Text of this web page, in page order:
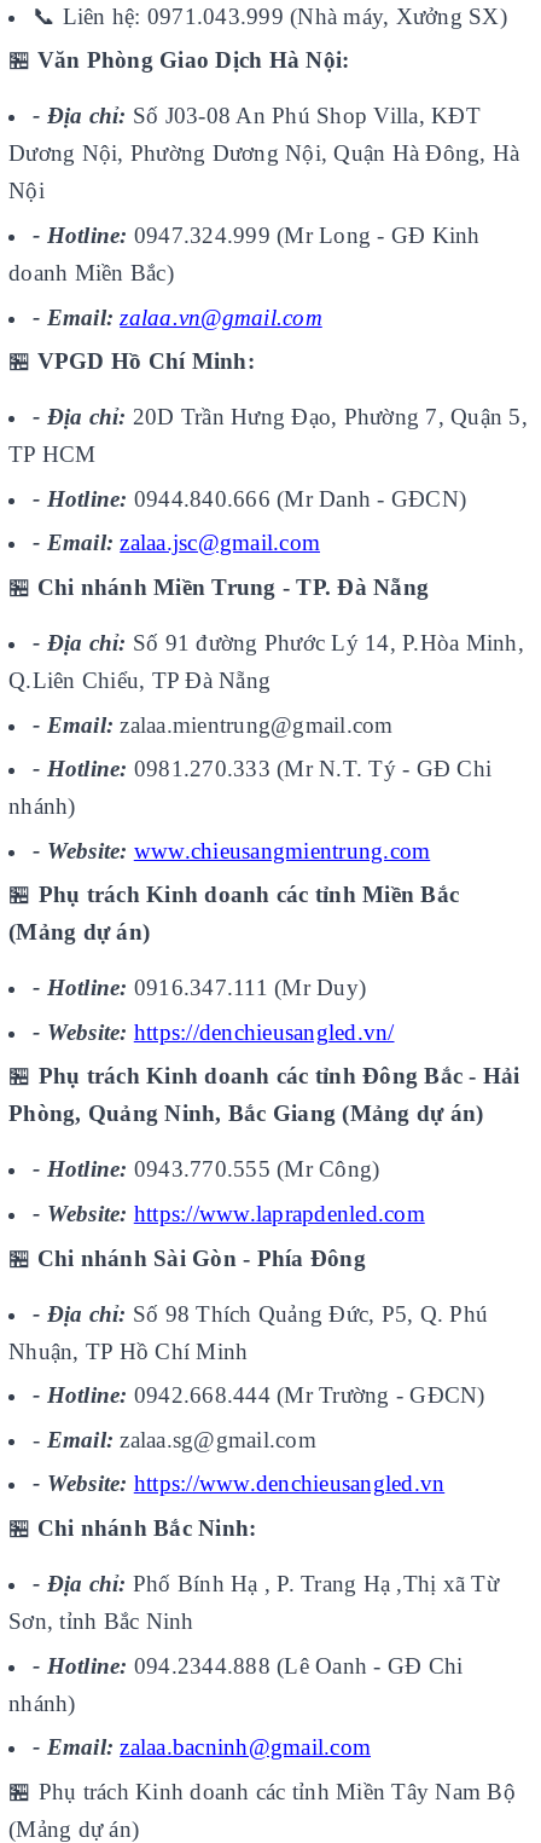
📞 Liên hệ: 0971.043.999 (Nhà máy, Xưởng SX)
🏪 Văn Phòng Giao Dịch Hà Nội:
- Địa chỉ: Số J03-08 An Phú Shop Villa, KĐT
Dương Nội, Phường Dương Nội, Quận Hà Đông, Hà
Nội
- Hotline: 0947.324.999 (Mr Long - GĐ Kinh
doanh Miền Bắc)
- Email: zalaa.vn@gmail.com
🏪 VPGD Hồ Chí Minh:
- Địa chỉ: 20D Trần Hưng Đạo, Phường 7, Quận 5,
TP HCM
- Hotline: 0944.840.666 (Mr Danh - GĐCN)
- Email: zalaa.jsc@gmail.com
🏪 Chi nhánh Miền Trung - TP. Đà Nẵng
- Địa chỉ: Số 91 đường Phước Lý 14, P.Hòa Minh,
Q.Liên Chiểu, TP Đà Nẵng
- Email: zalaa.mientrung@gmail.com
- Hotline: 0981.270.333 (Mr N.T. Tý - GĐ Chi
nhánh)
- Website: www.chieusangmientrung.com
🏪 Phụ trách Kinh doanh các tỉnh Miền Bắc
(Mảng dự án)
- Hotline: 0916.347.111 (Mr Duy)
- Website: https://denchieusangled.vn/
🏪 Phụ trách Kinh doanh các tỉnh Đông Bắc - Hải
Phòng, Quảng Ninh, Bắc Giang (Mảng dự án)
- Hotline: 0943.770.555 (Mr Công)
- Website: https://www.laprapdenled.com
🏪 Chi nhánh Sài Gòn - Phía Đông
- Địa chỉ: Số 98 Thích Quảng Đức, P5, Q. Phú
Nhuận, TP Hồ Chí Minh
- Hotline: 0942.668.444 (Mr Trường - GĐCN)
- Email: zalaa.sg@gmail.com
- Website: https://www.denchieusangled.vn
🏪 Chi nhánh Bắc Ninh:
- Địa chỉ: Phố Bính Hạ , P. Trang Hạ ,Thị xã Từ
Sơn, tỉnh Bắc Ninh
- Hotline: 094.2344.888 (Lê Oanh - GĐ Chi
nhánh)
- Email: zalaa.bacninh@gmail.com
🏪 Phụ trách Kinh doanh các tỉnh Miền Tây Nam Bộ
(Mảng dự án)